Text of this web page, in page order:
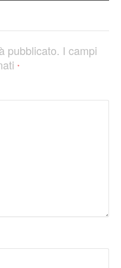
pubblicato. I campi
*